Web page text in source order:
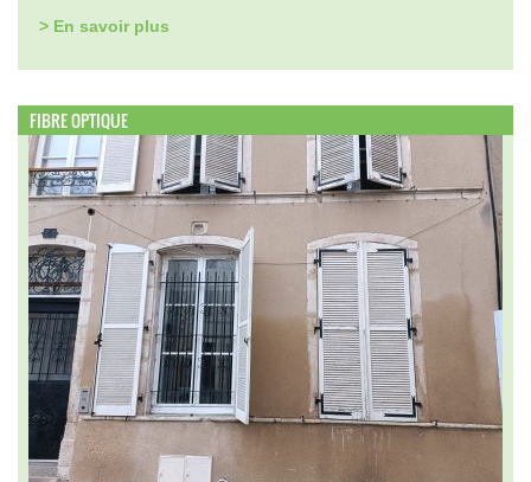
> En savoir plus
FIBRE OPTIQUE